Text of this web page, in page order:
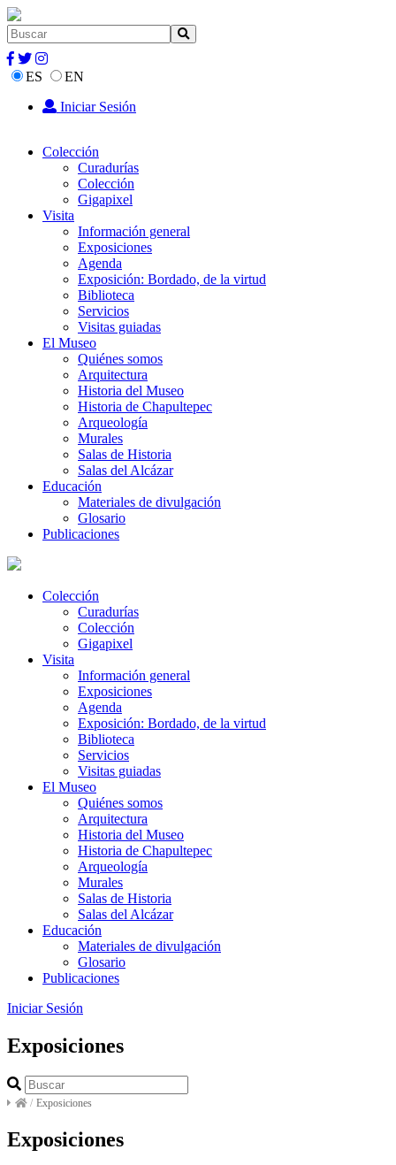
ES
EN
Iniciar Sesión
Colección
Curadurías
Colección
Gigapixel
Visita
Información general
Exposiciones
Agenda
Exposición: Bordado, de la virtud
Biblioteca
Servicios
Visitas guiadas
El Museo
Quiénes somos
Arquitectura
Historia del Museo
Historia de Chapultepec
Arqueología
Murales
Salas de Historia
Salas del Alcázar
Educación
Materiales de divulgación
Glosario
Publicaciones
Colección
Curadurías
Colección
Gigapixel
Visita
Información general
Exposiciones
Agenda
Exposición: Bordado, de la virtud
Biblioteca
Servicios
Visitas guiadas
El Museo
Quiénes somos
Arquitectura
Historia del Museo
Historia de Chapultepec
Arqueología
Murales
Salas de Historia
Salas del Alcázar
Educación
Materiales de divulgación
Glosario
Publicaciones
Iniciar Sesión
Exposiciones
/ Exposiciones
Exposiciones